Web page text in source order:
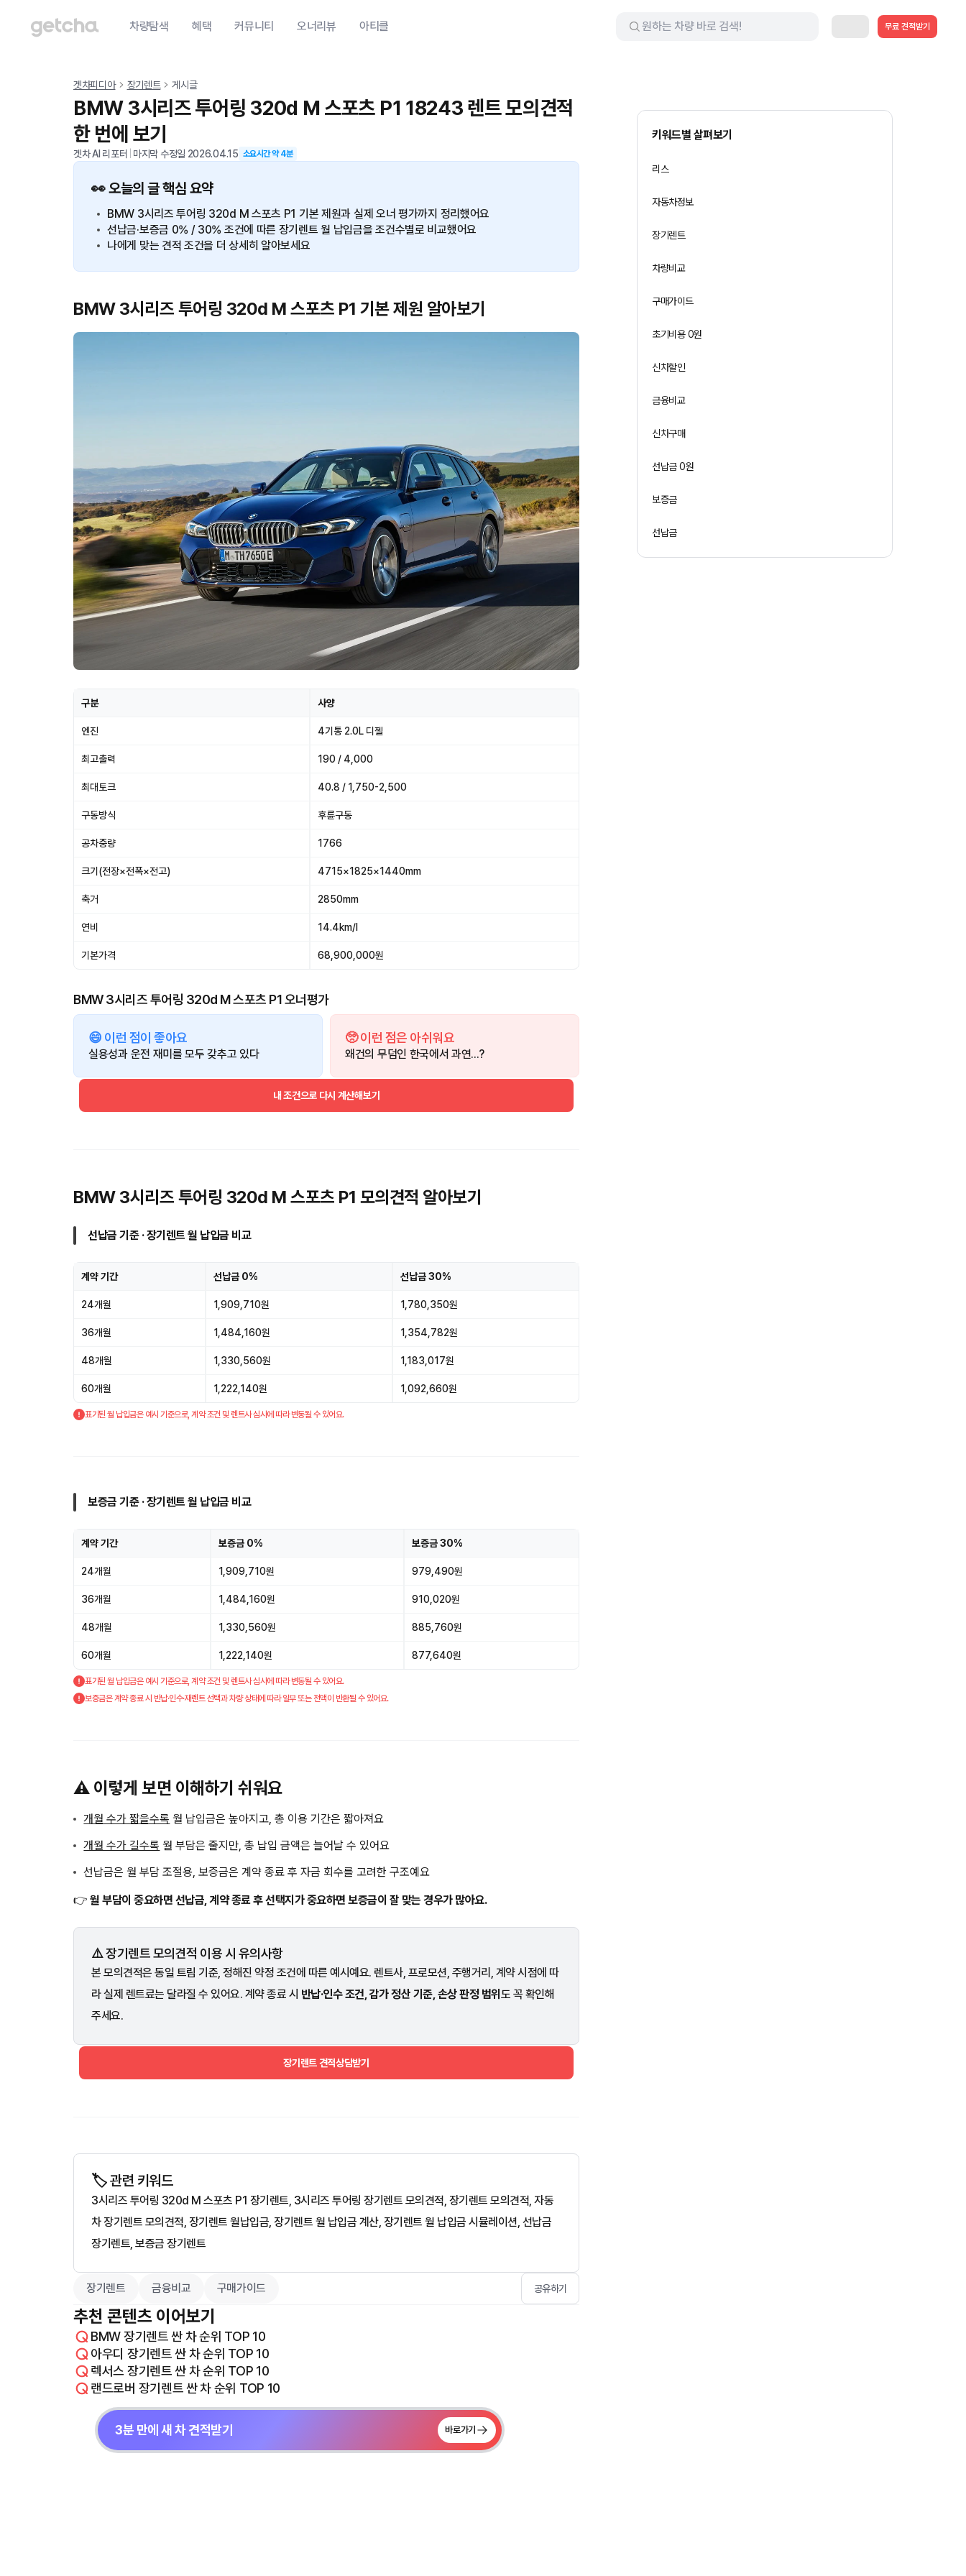
차량탐색 혜택 커뮤니티 오너리뷰 아티클 무료 견적받기
겟차피디아 장기렌트 게시글
BMW 3시리즈 투어링 320d M 스포츠 P1 18243 렌트 모의견적
한 번에 보기
겟차 AI 리포터 마지막 수정일 2026.04.15 소요시간 약4분
👀 오늘의 글 핵심 요약
BMW 3시리즈 투어링 320d M 스포츠 P1 기본 제원과 실제 오너 평가까지 정리했어요
선납금·보증금 0% / 30% 조건에 따른 장기렌트 월 납입금을 조건수별로 비교했어요
나에게 맞는 견적 조건을 더 상세히 알아보세요
BMW 3시리즈 투어링 320d M 스포츠 P1 기본 제원 알아보기
구분 사양
엔진 4기통 2.0L 디젤
최고출력 190 / 4,000
최대토크 40.8 / 1,750-2,500
구동방식 후륜구동
공차중량 1766
크기(전장×전폭×전고) 4715×1825×1440mm
축거 2850mm
연비 14.4km/l
기본가격 68,900,000원
BMW 3시리즈 투어링 320d M 스포츠 P1 오너평가
😄 이런 점이 좋아요
실용성과 운전 재미를 모두 갖추고 있다
🥺 이런 점은 아쉬워요
왜건의 무덤인 한국에서 과연...?
내 조건으로 다시 계산해보기
BMW 3시리즈 투어링 320d M 스포츠 P1 모의견적 알아보기
선납금 기준 · 장기렌트 월 납입금 비교
계약 기간 선납금 0% 선납금 30%
24개월 1,909,710원 1,780,350원
36개월 1,484,160원 1,354,782원
48개월 1,330,560원 1,183,017원
60개월 1,222,140원 1,092,660원
표기된 월 납입금은 예시 기준으로, 계약 조건 및 렌트사 심사에 따라 변동될 수 있어요.
보증금 기준 · 장기렌트 월 납입금 비교
계약 기간 보증금 0% 보증금 30%
24개월 1,909,710원 979,490원
36개월 1,484,160원 910,020원
48개월 1,330,560원 885,760원
60개월 1,222,140원 877,640원
표기된 월 납입금은 예시 기준으로, 계약 조건 및 렌트사 심사에 따라 변동될 수 있어요.
보증금은 계약 종료 시 반납·인수·재렌트 선택과 차량 상태에 따라 일부 또는 전액이 반환될 수 있어요.
⚠️ 이렇게 보면 이해하기 쉬워요
개월 수가 짧을수록 월 납입금은 높아지고, 총 이용 기간은 짧아져요
개월 수가 길수록 월 부담은 줄지만, 총 납입 금액은 늘어날 수 있어요
선납금은 월 부담 조절용, 보증금은 계약 종료 후 자금 회수를 고려한 구조예요
👉 월 부담이 중요하면 선납금, 계약 종료 후 선택지가 중요하면 보증금이 잘 맞는 경우가 많아요.
⚠️ 장기렌트 모의견적 이용 시 유의사항
본 모의견적은 동일 트림 기준, 정해진 약정 조건에 따른 예시예요. 렌트사, 프로모션, 주행거리, 계약 시점에 따
라 실제 렌트료는 달라질 수 있어요. 계약 종료 시 반납·인수 조건, 감가 정산 기준, 손상 판정 범위 도 꼭 확인해
주세요.
장기렌트 견적상담받기
🏷️ 관련 키워드
3시리즈 투어링 320d M 스포츠 P1 장기렌트, 3시리즈 투어링 장기렌트 모의견적, 장기렌트 모의견적, 자동
차 장기렌트 모의견적, 장기렌트 월납입금, 장기렌트 월 납입금 계산, 장기렌트 월 납입금 시뮬레이션, 선납금
장기렌트, 보증금 장기렌트
장기렌트 금융비교 구매가이드 공유하기
추천 콘텐츠 이어보기
BMW 장기렌트 싼 차 순위 TOP 10
아우디 장기렌트 싼 차 순위 TOP 10
렉서스 장기렌트 싼 차 순위 TOP 10
랜드로버 장기렌트 싼 차 순위 TOP 10
3분 만에 새 차 견적받기 바로가기
키워드별 살펴보기
리스
자동차정보
장기렌트
차량비교
구매가이드
초기비용 0원
신차할인
금융비교
신차구매
선납금 0원
보증금
선납금